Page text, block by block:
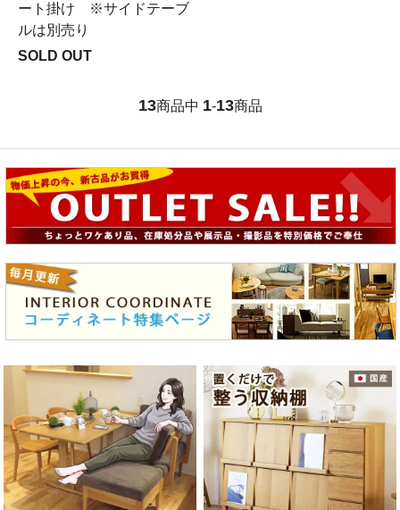
ート掛け ※サイドテーブ
ルは別売り
SOLD OUT
13商品中 1-13商品